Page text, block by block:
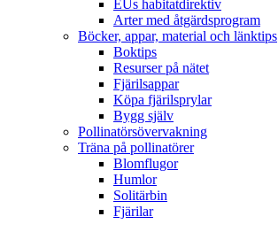
EUs habitatdirektiv
Arter med åtgärdsprogram
Böcker, appar, material och länktips
Boktips
Resurser på nätet
Fjärilsappar
Köpa fjärilsprylar
Bygg själv
Pollinatörsövervakning
Träna på pollinatörer
Blomflugor
Humlor
Solitärbin
Fjärilar